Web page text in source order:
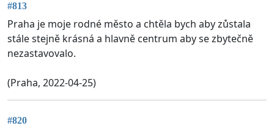
#813
Praha je moje rodné město a chtěla bych aby zůstala
stále stejně krásná a hlavně centrum aby se zbytečně
nezastavovalo.
(Praha, 2022-04-25)
#820